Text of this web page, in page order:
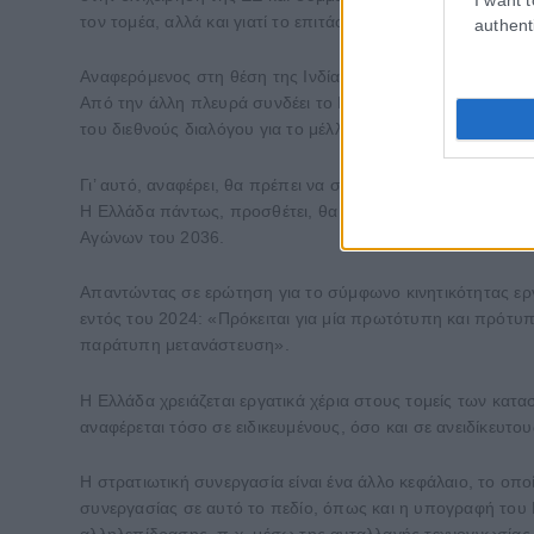
τον τομέα, αλλά και γιατί το επιτάσσει η παγκόσμια
Αναφερόμενος στη θέση της Ινδίας στο διεθνές
Από την άλλη πλευρά συνδέει το Νότο και το Βορρά, τη
του διεθνούς διαλόγου για το μέλλον της παγκόσμιας
Γι’ αυτό, αναφέρει, θα πρέπει να συμμετάσχει ενεργά
Η Ελλάδα πάντως, προσθέτει, θα στηρίξει την
Αγώνων του 2036.
Απαντώντας σε ερώτηση για το σύμφωνο κινητικότητας
εντός του 2024: «Πρόκειται για μία πρωτότυπη και
παράτυπη μετανάστευση».
Η Ελλάδα χρειάζεται εργατικά χέρια στους τομείς των
αναφέρεται τόσο σε ειδικευμένους, όσο και σε
Η στρατιωτική συνεργασία είναι ένα άλλο κεφάλαιο, το
συνεργασίας σε αυτό το πεδίο, όπως και η υπογραφή